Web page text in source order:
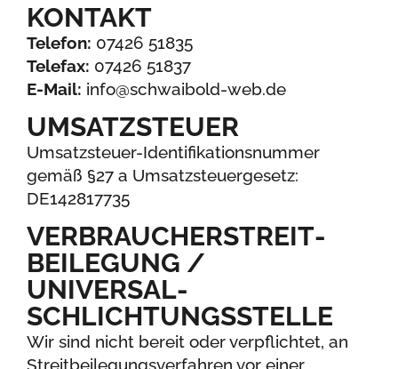
KONTAKT
Telefon: 07426 51835
Telefax: 07426 51837
E-Mail: info@schwaibold-web.de
UMSATZ­STEUER
Umsatzsteuer-Identifikationsnummer
gemäß §27 a Umsatzsteuergesetz:
DE142817735
VERBRAUCHER­STREIT­
BEILEGUNG /
UNIVERSAL­
SCHLICHTUNGS­STELLE
Wir sind nicht bereit oder verpflichtet, an
Streit­beilegungs­verfahren vor einer